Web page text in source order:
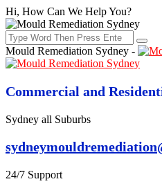
Hi, How Can We Help You?
Mould Remediation Sydney -
Commercial and
Sydney all Suburbs
24/7 Support